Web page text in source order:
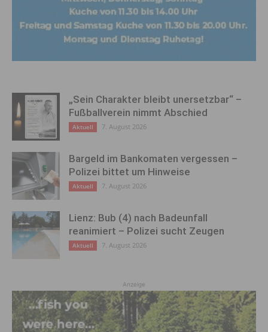
„Sein Charakter bleibt unersetzbar“ –
Fußballverein nimmt Abschied
Aktuell 7. August 2026
Bargeld im Bankomaten vergessen –
Polizei bittet um Hinweise
Aktuell 7. August 2026
Lienz: Bub (4) nach Badeunfall
reanimiert – Polizei sucht Zeugen
Aktuell 7. August 2026
Anzeige